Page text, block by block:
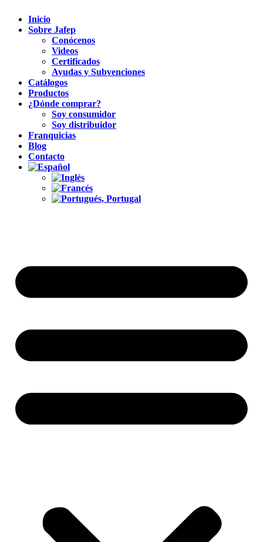
Inicio
Sobre Jafep
Conócenos
Videos
Certificados
Ayudas y Subvenciones
Catálogos
Productos
¿Dónde comprar?
Soy consumidor
Soy distribuidor
Franquicias
Blog
Contacto